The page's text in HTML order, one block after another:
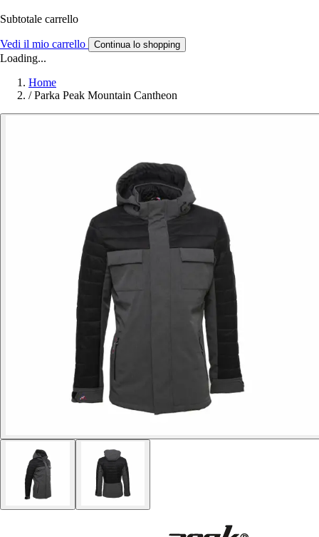
Subtotale carrello
Vedi il mio carrello Continua lo shopping
Loading...
Home
/ Parka Peak Mountain Cantheon